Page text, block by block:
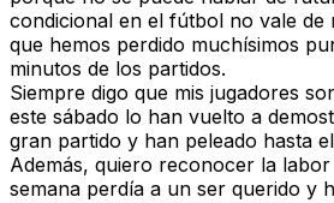
condicional en el fútbol no vale de
que hemos perdido muchísimos
minutos de los partidos.
Siempre digo que mis jugadores
este sábado lo han vuelto a
gran partido y han peleado hasta
Además, quiero reconocer la
semana perdía a un ser querido y